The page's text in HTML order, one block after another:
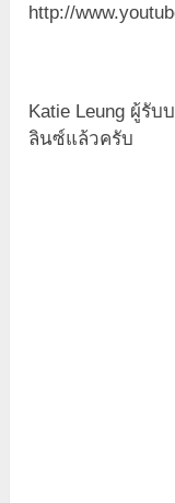
http://
Katie Leung ผู้รั
ลินซ์แล้วครับ